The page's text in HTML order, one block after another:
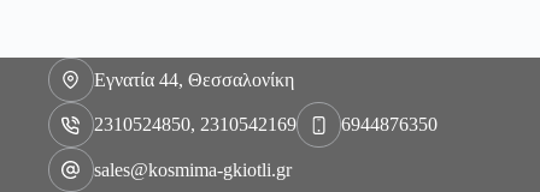
Εγνατία 44, Θεσσαλονίκη
2310524850, 2310542169 6944876350
sales@kosmima-gkiotli.gr